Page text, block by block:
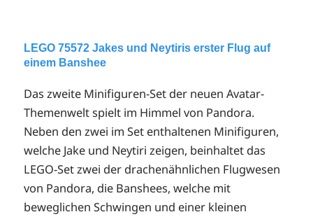
LEGO 75572 Jakes und Neytiris erster Flug auf
einem Banshee
Das zweite Minifiguren-Set der neuen Avatar-
Themenwelt spielt im Himmel von Pandora.
Neben den zwei im Set enthaltenen Minifiguren,
welche Jake und Neytiri zeigen, beinhaltet das
LEGO-Set zwei der drachenähnlichen Flugwesen
von Pandora, die Banshees, welche mit
beweglichen Schwingen und einer kleinen